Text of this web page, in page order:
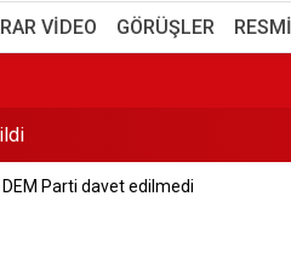
VIDEO GÖRÜŞLER
hapsi verildi
'evet' diyecek
Parti davet edilmedi